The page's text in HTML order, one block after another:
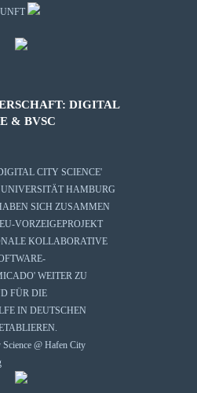
DIGITAL
& BVSC
CITY SCIENCE'
HAMBURG
SICH ZUSAMMEN
VORZEIGEPROJEKT
KOLLABORATIVE
WEITER ZU
FÜR DIE
IN DEUTSCHEN